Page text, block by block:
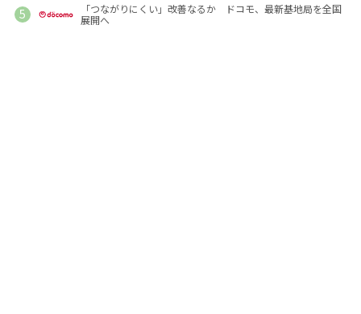
「つながりにくい」改善なるか ドコモ、最新基地局を全国
展開へ